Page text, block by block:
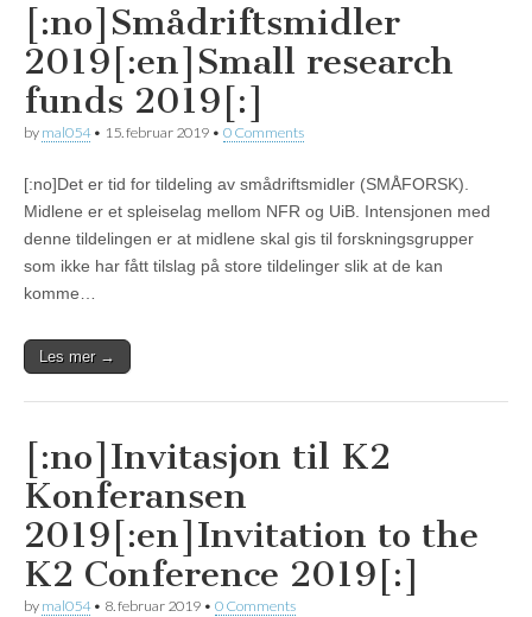
[:no]Smådriftsmidler
2019[:en]Small research
funds 2019[:]
by mal054• 15. februar 2019 • 0 Comments
[:no]Det er tid for tildeling av smådriftsmidler (SMÅFORSK).
Midlene er et spleiselag mellom NFR og UiB. Intensjonen med
denne tildelingen er at midlene skal gis til forskningsgrupper
som ikke har fått tilslag på store tildelinger slik at de kan
komme…
Les mer →
[:no]Invitasjon til K2
Konferansen
2019[:en]Invitation to the
K2 Conference 2019[:]
by mal054• 8. februar 2019 • 0 Comments